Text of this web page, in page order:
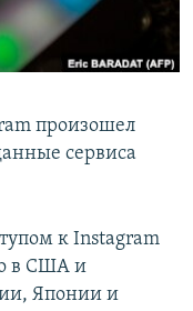
произошел
сервиса
к Instagram
в США и
Японии и